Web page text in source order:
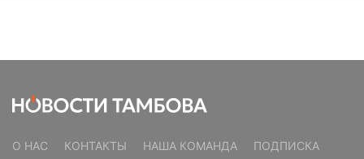
О НАС КОНТАКТЫ НАША КОМАНДА
ПОДПИСКА